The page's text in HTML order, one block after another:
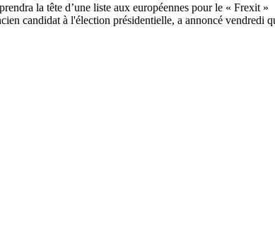
candidat à l'élection présidentielle, a annoncé vendredi